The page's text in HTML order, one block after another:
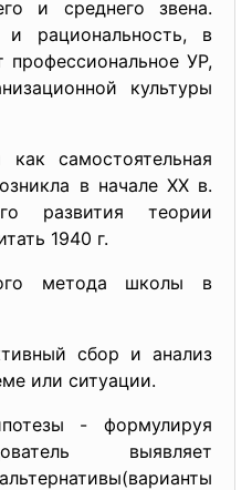
и среднего звена.
и рациональность, в
УР,
культуры
самостоятельная
в начале ХХ в.
развития теории
1940 г.
метода школы в
сбор и анализ
или ситуации.
- формулируя
выявляет